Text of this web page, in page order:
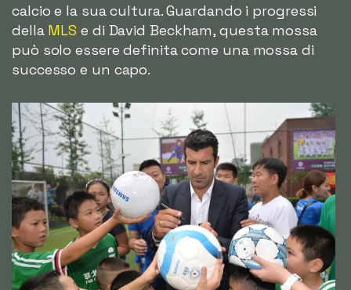
calcio e la sua cultura. Guardando i progressi
della MLS e di David Beckham, questa mossa
può solo essere definita come una mossa di
successo e un capo.